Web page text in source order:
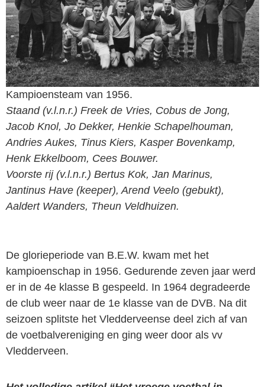
Kampioensteam van 1956.
Staand (v.l.n.r.) Freek de Vries, Cobus de Jong,
Jacob Knol, Jo Dekker, Henkie Schapelhouman,
Andries Aukes, Tinus Kiers, Kasper Bovenkamp,
Henk Ekkelboom, Cees Bouwer.
Voorste rij (v.l.n.r.) Bertus Kok, Jan Marinus,
Jantinus Have (keeper), Arend Veelo (gebukt),
Aaldert Wanders, Theun Veldhuizen.
De glorieperiode van B.E.W. kwam met het
kampioenschap in 1956. Gedurende zeven jaar werd
er in de 4e klasse B gespeeld. In 1964 degradeerde
de club weer naar de 1e klasse van de DVB. Na dit
seizoen splitste het Vledderveense deel zich af van
de voetbalvereniging en ging weer door als vv
Vledderveen.